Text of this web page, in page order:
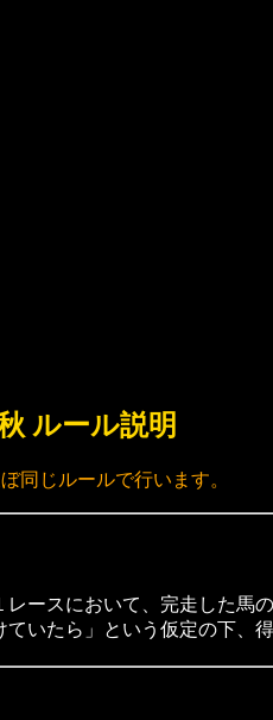
ルール説明
じルールで行います。
スにおいて、完走した馬の
いたら」という仮定の下、